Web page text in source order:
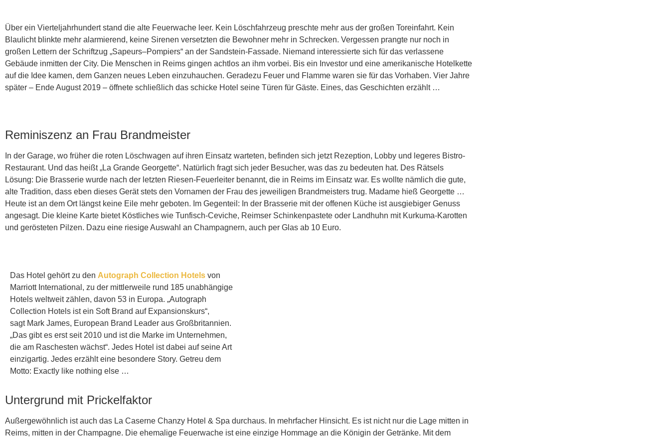
Über ein Vierteljahrhundert stand die alte Feuerwache leer. Kein Löschfahrzeug preschte mehr aus der großen Toreinfahrt. Kein
Blaulicht blinkte mehr alarmierend, keine Sirenen versetzten die Bewohner mehr in Schrecken. Vergessen prangte nur noch in
großen Lettern der Schriftzug „Sapeurs–Pompiers“ an der Sandstein-Fassade. Niemand interessierte sich für das verlassene
Gebäude inmitten der City. Die Menschen in Reims gingen achtlos an ihm vorbei. Bis ein Investor und eine amerikanische Hotelkette
auf die Idee kamen, dem Ganzen neues Leben einzuhauchen. Geradezu Feuer und Flamme waren sie für das Vorhaben. Vier Jahre
später – Ende August 2019 – öffnete schließlich das schicke Hotel seine Türen für Gäste. Eines, das Geschichten erzählt …
Reminiszenz an Frau Brandmeister
In der Garage, wo früher die roten Löschwagen auf ihren Einsatz warteten, befinden sich jetzt Rezeption, Lobby und legeres Bistro-
Restaurant. Und das heißt „La Grande Georgette“. Natürlich fragt sich jeder Besucher, was das zu bedeuten hat. Des Rätsels
Lösung: Die Brasserie wurde nach der letzten Riesen-Feuerleiter benannt, die in Reims im Einsatz war. Es wollte nämlich die gute,
alte Tradition, dass eben dieses Gerät stets den Vornamen der Frau des jeweiligen Brandmeisters trug. Madame hieß Georgette …
Heute ist an dem Ort längst keine Eile mehr geboten. Im Gegenteil: In der Brasserie mit der offenen Küche ist ausgiebiger Genuss
angesagt. Die kleine Karte bietet Köstliches wie Tunfisch-Ceviche, Reimser Schinkenpastete oder Landhuhn mit Kurkuma-Karotten
und gerösteten Pilzen. Dazu eine riesige Auswahl an Champagnern, auch per Glas ab 10 Euro.
Das Hotel gehört zu den Autograph Collection Hotels von
Marriott International, zu der mittlerweile rund 185 unabhängige
Hotels weltweit zählen, davon 53 in Europa. „Autograph
Collection Hotels ist ein Soft Brand auf Expansionskurs“,
sagt Mark James, European Brand Leader aus Großbritannien.
„Das gibt es erst seit 2010 und ist die Marke im Unternehmen,
die am Raschesten wächst“. Jedes Hotel ist dabei auf seine Art
einzigartig. Jedes erzählt eine besondere Story. Getreu dem
Motto: Exactly like nothing else …
Untergrund mit Prickelfaktor
Außergewöhnlich ist auch das La Caserne Chanzy Hotel & Spa durchaus. In mehrfacher Hinsicht. Es ist nicht nur die Lage mitten in
Reims, mitten in der Champagne. Die ehemalige Feuerwache ist eine einzige Hommage an die Königin der Getränke. Mit dem